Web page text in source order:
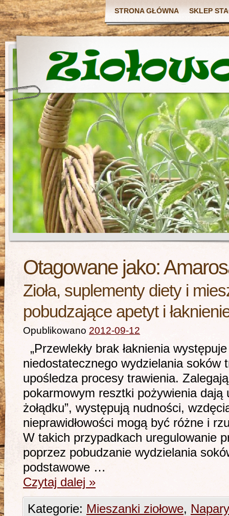
STRONA GŁÓWNA SKLEP
Otagowane jako:
Zioła, suplementy diety i
pobudzające apetyt i
Opublikowano 2012-09-12
„Przewlekły brak łaknienia
niedostatecznego wydzielania soków
upośledza procesy trawienia.
pokarmowym resztki pożywienia dają
żołądku”, występują nudności,
nieprawidłowości mogą być różne i
W takich przypadkach uregulowanie
poprzez pobudzanie wydzielania
podstawowe …
Czytaj dalej »
Kategorie: Mieszanki ziołowe,